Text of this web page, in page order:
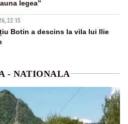
legea”
22:15
Botin a descins la vila lui Ilie
- NATIONALA